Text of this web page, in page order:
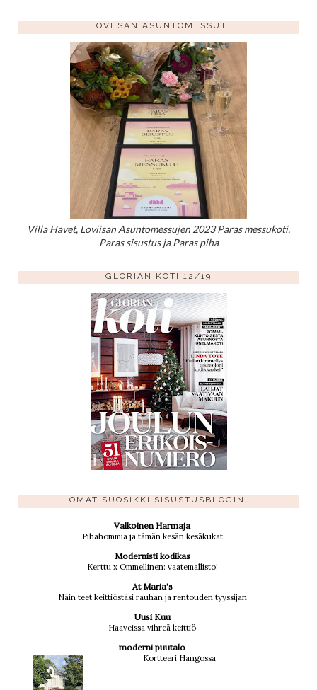
LOVIISAN ASUNTOMESSUT
Villa Havet, Loviisan Asuntomessujen 2023 Paras messukoti,
Paras sisustus ja Paras piha
GLORIAN KOTI 12/19
OMAT SUOSIKKI SISUSTUSBLOGINI
Valkoinen Harmaja
Pihahommia ja tämän kesän kesäkukat
Modernisti kodikas
Kerttu x Ommellinen: vaatemallisto!
At Maria's
Näin teet keittiöstäsi rauhan ja rentouden tyyssijan
Uusi Kuu
Haaveissa vihreä keittiö
moderni puutalo
Kortteeri Hangossa